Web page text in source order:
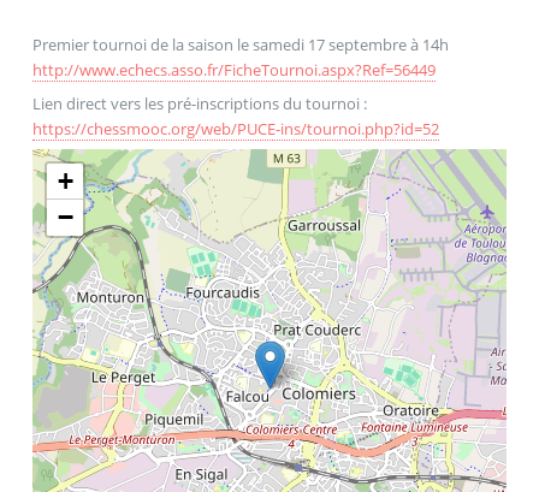
Premier tournoi de la saison le samedi 17 septembre à 14h
http://www.echecs.asso.fr/FicheTournoi.aspx?Ref=56449
Lien direct vers les pré-inscriptions du tournoi :
https://chessmooc.org/web/PUCE-ins/tournoi.php?id=52
+
−